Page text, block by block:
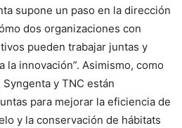
supone un paso en la dirección
dos organizaciones con
pueden trabajar juntas y
la innovación”. Asimismo, como
y TNC están
para mejorar la eficiencia de
y la conservación de hábitats